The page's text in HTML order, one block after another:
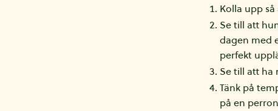
Kolla upp
Se till att
dagen med
perfekt
Se till att ha
Tänk på
på en